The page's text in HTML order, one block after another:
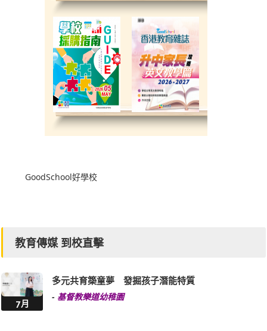
GoodSchool好學校
教育傳媒 到校直擊
7月
多元共育築童夢 發掘孩子潛能特質
- 基督教樂道幼稚園